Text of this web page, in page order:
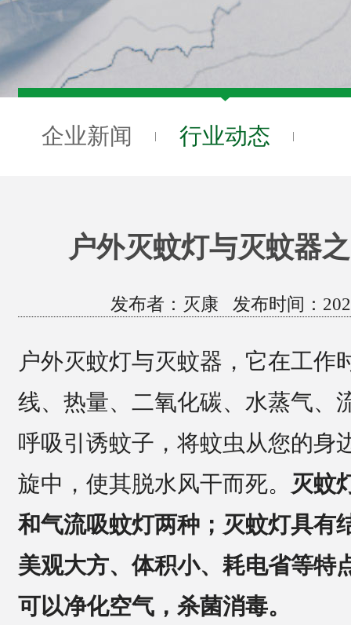
企业新闻 行业动态
户外灭蚊灯与灭蚊器
发布者：灭康 发布时间：
户外灭蚊灯与灭蚊器，它在工作
线、热量、二氧化碳、水蒸气、
呼吸引诱蚊子，将蚊虫从您的身
旋中，使其脱水风干而死。
灭蚊
和气流吸蚊灯两种；灭蚊灯具有
美观大方、体积小、耗电省等特
可以净化空气，杀菌消毒。